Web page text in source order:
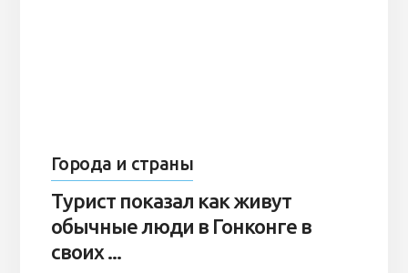
Города и страны
Турист показал как живут
обычные люди в Гонконге в
своих ...